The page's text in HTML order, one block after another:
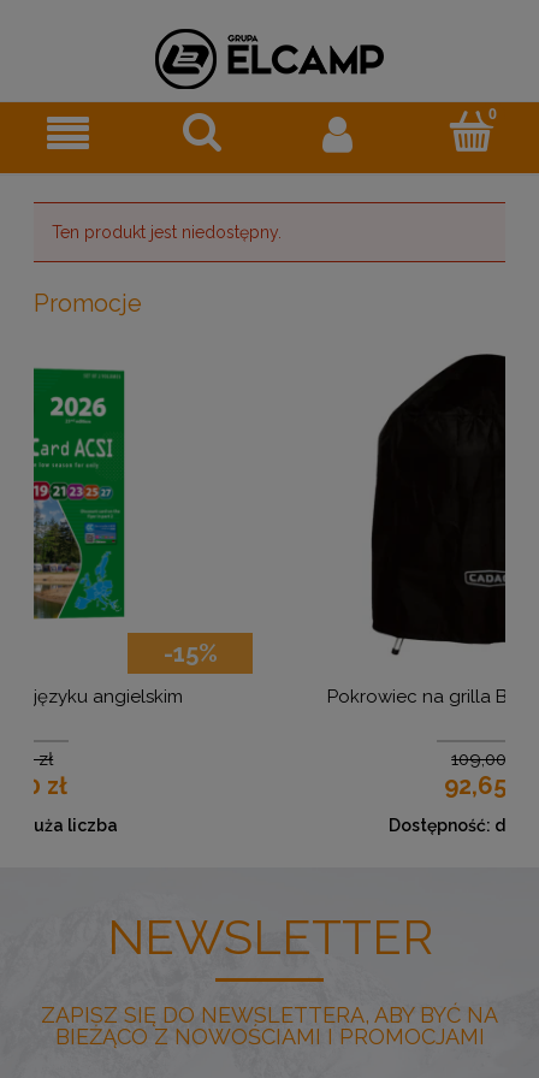
Ten produkt jest niedostępny.
Promocje
-15%
Pokrowiec na grilla BBQ Cover 50 Pro
NEWSLETTER
ZAPISZ SIĘ DO NEWSLETTERA, ABY BYĆ NA
BIEŻĄCO Z NOWOŚCIAMI I PROMOCJAMI